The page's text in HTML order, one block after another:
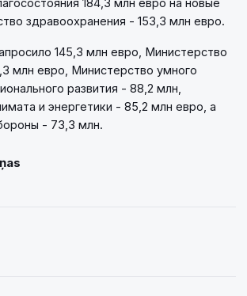
184,3 млн евро на новые
здравоохранения - 153,3 млн евро.
145,3 млн евро, Министерство
млн евро, Министерство умного
развития - 88,2 млн,
и энергетики - 85,2 млн евро, а
- 73,3 млн.